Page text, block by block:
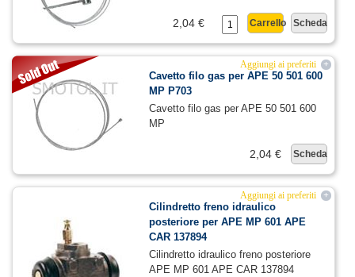
Scheda
Carrello
2,04 €
+
Aggiungi ai preferiti
Cavetto filo gas per APE 50 501 600
MP P703
Cavetto filo gas per APE 50 501 600
MP
Scheda
2,04 €
+
Aggiungi ai preferiti
Cilindretto freno idraulico
posteriore per APE MP 601 APE
CAR 137894
Cilindretto idraulico freno posteriore
APE MP 601 APE CAR 137894